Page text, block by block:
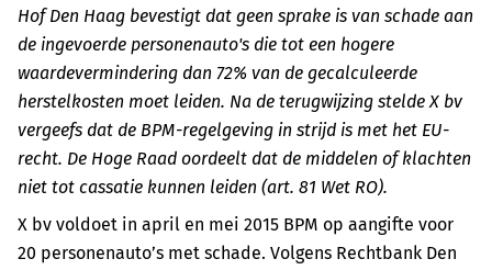
Hof Den Haag bevestigt dat geen sprake is van schade aan
de ingevoerde personenauto's die tot een hogere
waardevermindering dan 72% van de gecalculeerde
herstelkosten moet leiden. Na de terugwijzing stelde X bv
vergeefs dat de BPM-regelgeving in strijd is met het EU-
recht. De Hoge Raad oordeelt dat de middelen of klachten
niet tot cassatie kunnen leiden (art. 81 Wet RO).
X bv voldoet in april en mei 2015 BPM op aangifte voor
20 personenauto’s met schade. Volgens Rechtbank Den